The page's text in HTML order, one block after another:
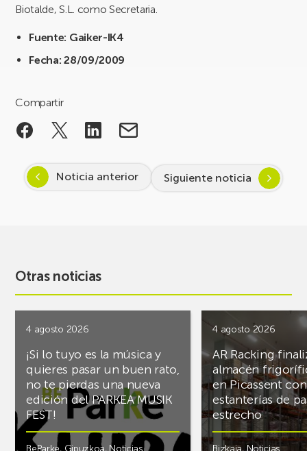
Biotalde, S.L. como Secretaria.
Fuente: Gaiker-IK4
Fecha: 28/09/2009
Compartir
Noticia anterior Siguiente noticia
Otras noticias
4 agosto 2026
¡Si lo tuyo es la música y
quieres pasar un buen rato,
no te pierdas una nueva
edición del PARKEA MUSIK
FEST!
4 agosto 2026
AR Racking
almacén
en Picassent con
estanterías de
estrecho